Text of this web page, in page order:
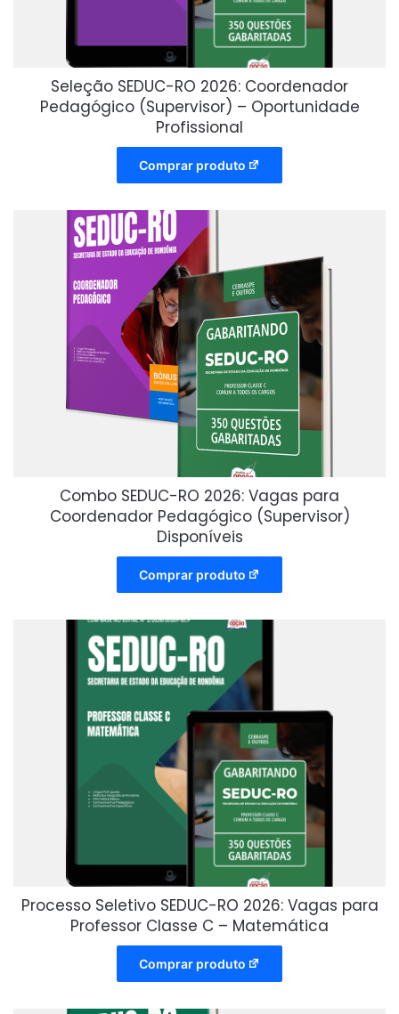
Seleção SEDUC-RO 2026: Coordenador
Pedagógico (Supervisor) – Oportunidade
Profissional
Comprar produto
Combo SEDUC-RO 2026: Vagas para
Coordenador Pedagógico (Supervisor)
Disponíveis
Comprar produto
Processo Seletivo SEDUC-RO 2026: Vagas para
Professor Classe C – Matemática
Comprar produto